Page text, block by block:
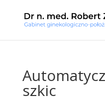
szkic